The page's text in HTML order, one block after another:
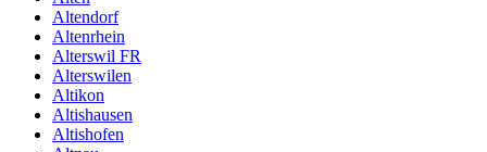
Altendorf
Altenrhein
Alterswil FR
Alterswilen
Altikon
Altishausen
Altishofen